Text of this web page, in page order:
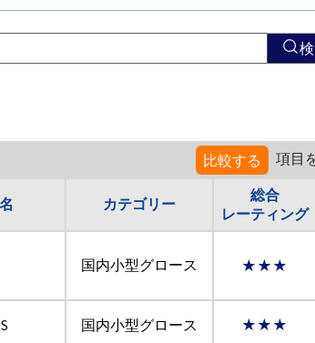
比較する 項目
カテゴリー
総合
レーティング
国内小型グロース ★★★
国内小型グロース ★★★